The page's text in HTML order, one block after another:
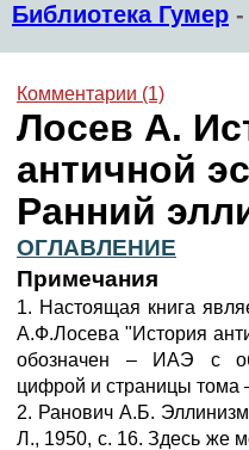
Библиотека Гумер -
Комментарии (1)
Лосев А.
античной
Ранний
ОГЛАВЛЕНИЕ
Примечания
1. Настоящая книга
А.Ф.Лосева "История
обозначен – ИАЭ с
цифрой и страницы тома
2. Ранович А.Б.
Л., 1950, с. 16. Здесь же